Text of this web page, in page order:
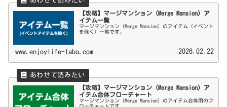
【攻略】マージマンション（Merge Mansion）ア
イテム一覧
マージマンション（Merge Mansion）のアイテム（イベント
を除く）一覧です。
www.enjoylife-labo.com 2026.02.22
【攻略】マージマンション（Merge Mansion）ア
イテム合体フローチャート
マージマンション（Merge Mansion）のアイテム合体用のフ